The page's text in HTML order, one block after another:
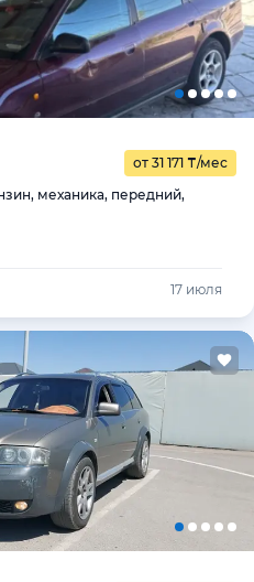
от 31 171 ₸/мес
механика, передний,
17 июля